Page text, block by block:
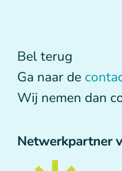
Bel terug
Ga naar de
Wij nemen dan
Netwerkpartner